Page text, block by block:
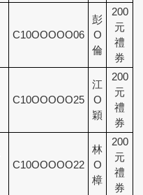
C10OOOOO06
彭
O
倫
200
元
禮
券
C10OOOOO25
江
O
穎
200
元
禮
券
C10OOOOO22
林
O
樟
200
元
禮
券